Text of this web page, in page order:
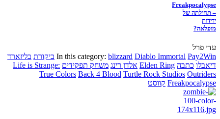
Freakpocalypse
– תחילתה של
ידידות
מופלאה?
עדי פרל
In this category: blizzard Diablo Immortal Pay2Win ביקורת בליזארד
דיאבלו כתבה Elden Ring אלדן רינג משחק תפקידים Life is Strange:
True Colors Back 4 Blood Turtle Rock Studios Outriders
Freakpocalypse קווסט